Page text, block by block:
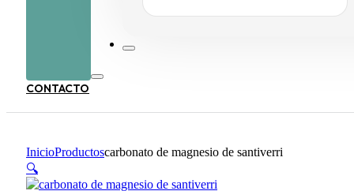
CONTACTO
InicioProductoscarbonato de magnesio de santiverri
🔍